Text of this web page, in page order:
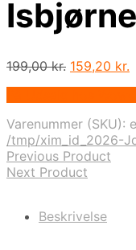
199,00kr. Den
199,00 kr..
159,20 kr.
Varenummer (SKU):
/tmp/xim_id_2026-
Previous Product
Next Product
Beskrivelse